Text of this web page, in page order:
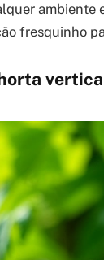
ambiente
fresquinho